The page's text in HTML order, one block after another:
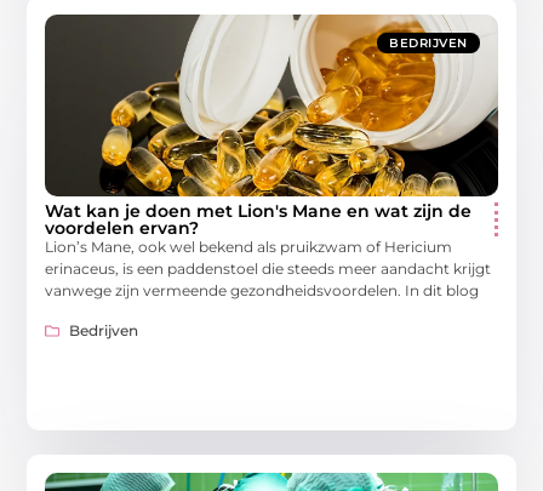
BEDRIJVEN
Wat kan je doen met Lion's Mane en wat zijn de
voordelen ervan?
Lion’s Mane, ook wel bekend als pruikzwam of Hericium
erinaceus, is een paddenstoel die steeds meer aandacht krijgt
vanwege zijn vermeende gezondheidsvoordelen. In dit blog
Bedrijven